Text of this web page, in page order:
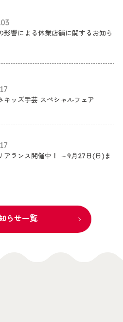
影響による休業店舗に関するお知ら
キッズ手芸 スペシャルフェア
アランス開催中！ ～9月27日(日)ま
らせ一覧